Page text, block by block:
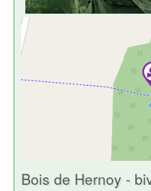
Bois de Hernoy -